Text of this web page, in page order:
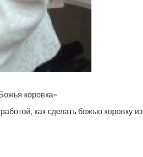
коровка»
как сделать божью коровку из